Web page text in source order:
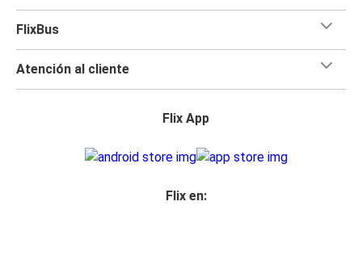
FlixBus
Atención al cliente
Flix App
Flix en: